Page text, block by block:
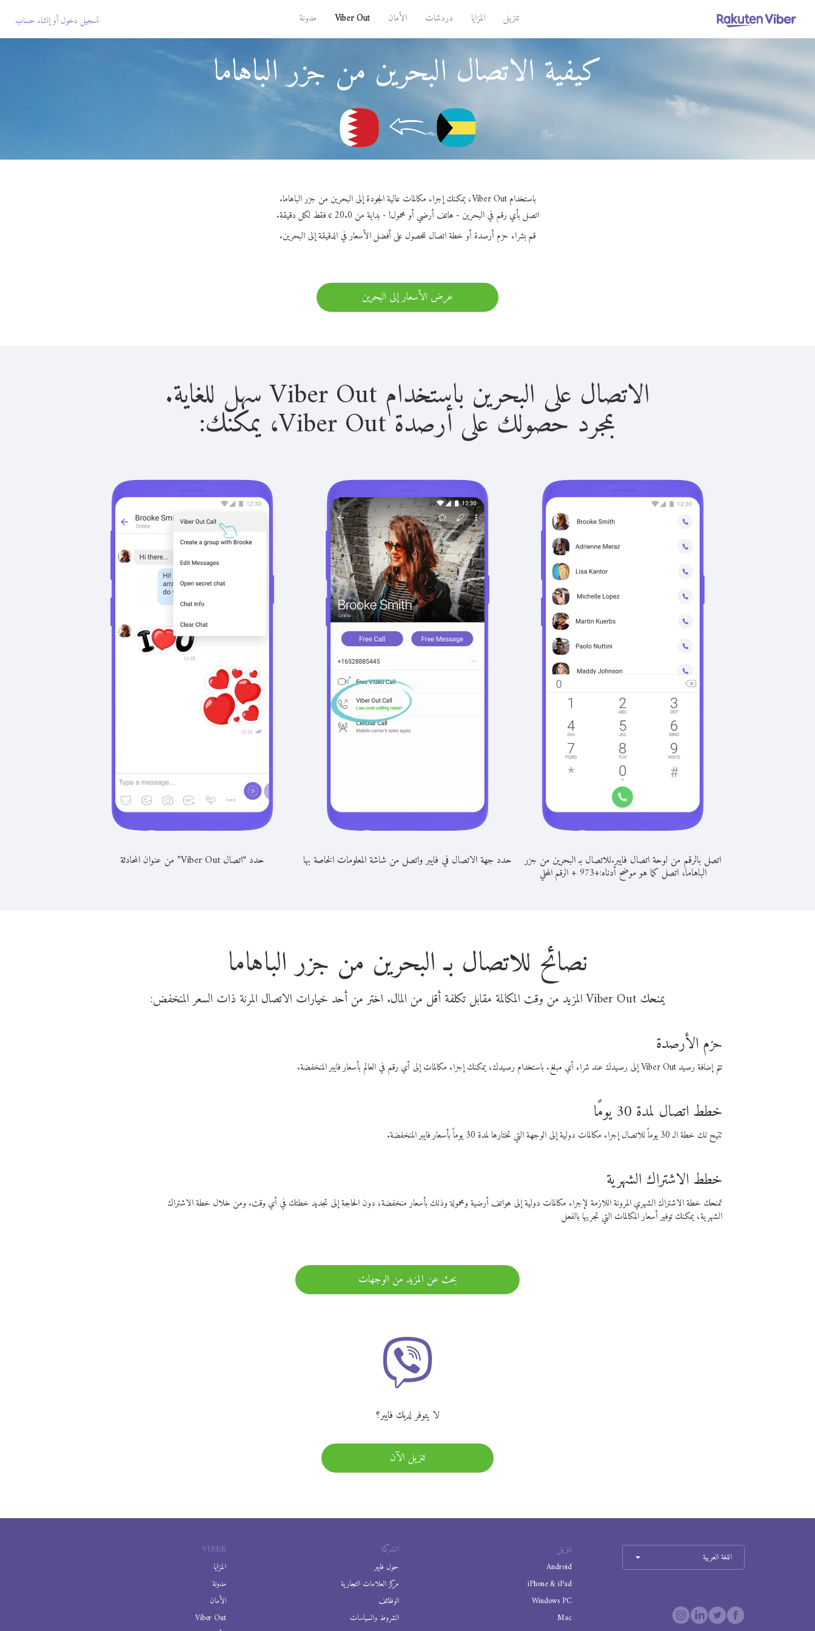
تنزيل المزايا دردشات الأمان Viber Out مدونة تسجيل دخول أوإنشاء حساب
كيفية الاتصال البحرين من جزر الباهاما
باستخدام Viber Out، يمكنك إجراء مكالمات عالية الجودة إلى البحرين من جزر الباهاما.
اتصل بأي رقم في البحرين - هاتف أرضي أو محمول! - بداية من 20.0 ¢ فقط لكل دقيقة.
قم بشراء حزم أرصدة أو خطة اتصال للحصول على أفضل الأسعار في الدقيقة إلى البحرين.
عرض الأسعار إلى البحرين
الاتصال على البحرين باستخدام Viber Out سهل للغاية.
بمجرد حصولك على أرصدة Viber Out، يمكنك:
اتصل بالرقم من لوحة اتصال فايبر.للاتصال بـ البحرين من جزر
الباهاما، اتصل كما هو موضح أدناه:+
973
+الرقم المحلي
حدد جهة الاتصال في فايبر واتصل من شاشة المعلومات الخاصة بها حدد “اتصال Viber Out” من عنوان المحادثة
نصائح للاتصال بـ البحرين من جزر الباهاما
يمنحك Viber Out المزيد من وقت المكالمة مقابل تكلفة أقل من المال. اختر من أحد خيارات الاتصال المرنة ذات السعر المنخفض:
حزم الأرصدة
تتم إضافة رصيد Viber Out إلى رصيدك عند شراء أي مبلغ. باستخدام رصيدك، يمكنك إجراء مكالمات إلى أي رقم في العالم بأسعار فايبر المنخفضة.
خطط اتصال لمدة 30 يومًا
تتيح لك خطة الـ 30 يوماً للاتصال إجراء مكالمات دولية إلى الوجهة التي تختارها لمدة 30 يوماً بأسعار فايبر المنخفضة.
خطط الاشتراك الشهرية
تمنحك خطة الاشتراك الشهري المرونة اللازمة لإجراء مكالمات دولية إلى هواتف أرضية ومحمولة وذلك بأسعار منخفضة، دون الحاجة إلى تجديد خطتك في أي وقت. ومن خلال خطة الاشتراك
الشهرية، يمكنك توفير أسعار المكالمات التي تجريها بالفعل
بحث عن المزيد من الوجهات
لا يتوفر لديك فايبر؟
تنزيل الآن
VIBER
المزايا
مدونة
الأمان
Viber Out
الشركة
حول فايبر
مركز العلامات التجارية
الوظائف
الشروط والسياسات
تنزيل
Android
iPhone & iPad
Windows PC
Mac
اللغة العربية